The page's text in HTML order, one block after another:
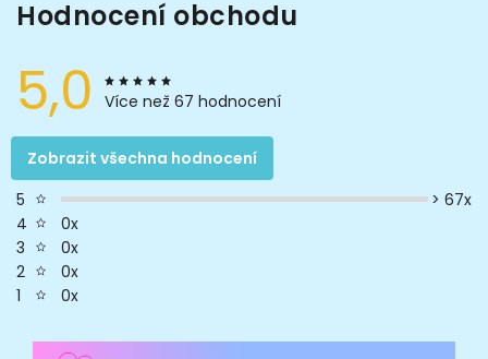
Hodnocení obchodu
5,0 Více než 67 hodnocení
Zobrazit všechna hodnocení
5
> 67x
4
0x
3
0x
2
0x
1
0x